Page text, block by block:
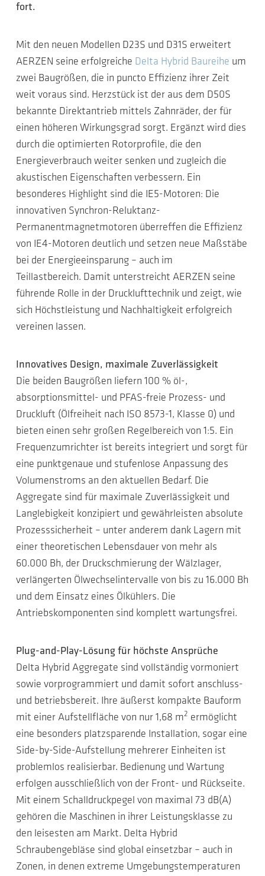
fort.
Mit den neuen Modellen D23S und D31S erweitert
AERZEN seine erfolgreiche Delta Hybrid Baureihe um
zwei Baugrößen, die in puncto Effizienz ihrer Zeit
weit voraus sind. Herzstück ist der aus dem D50S
bekannte Direktantrieb mittels Zahnräder, der für
einen höheren Wirkungsgrad sorgt. Ergänzt wird dies
durch die optimierten Rotorprofile, die den
Energieverbrauch weiter senken und zugleich die
akustischen Eigenschaften verbessern. Ein
besonderes Highlight sind die IE5-Motoren: Die
innovativen Synchron-Reluktanz-
Permanentmagnetmotoren überreffen die Effizienz
von IE4-Motoren deutlich und setzen neue Maßstäbe
bei der Energieeinsparung – auch im
Teillastbereich. Damit unterstreicht AERZEN seine
führende Rolle in der Drucklufttechnik und zeigt, wie
sich Höchstleistung und Nachhaltigkeit erfolgreich
vereinen lassen.
Innovatives Design, maximale Zuverlässigkeit
Die beiden Baugrößen liefern 100 % öl-,
absorptionsmittel- und PFAS-freie Prozess- und
Druckluft (Ölfreiheit nach ISO 8573-1, Klasse 0) und
bieten einen sehr großen Regelbereich von 1:5. Ein
Frequenzumrichter ist bereits integriert und sorgt für
eine punktgenaue und stufenlose Anpassung des
Volumenstroms an den aktuellen Bedarf. Die
Aggregate sind für maximale Zuverlässigkeit und
Langlebigkeit konzipiert und gewährleisten absolute
Prozesssicherheit – unter anderem dank Lagern mit
einer theoretischen Lebensdauer von mehr als
60.000 Bh, der Druckschmierung der Wälzlager,
verlängerten Ölwechselintervalle von bis zu 16.000 Bh
und dem Einsatz eines Ölkühlers. Die
Antriebskomponenten sind komplett wartungsfrei.
Plug-and-Play-Lösung für höchste Ansprüche
Delta Hybrid Aggregate sind vollständig vormoniert
sowie vorprogrammiert und damit sofort anschluss-
und betriebsbereit. Ihre äußerst kompakte Bauform
mit einer Aufstellfläche von nur 1,68 m2 ermöglicht
eine besonders platzsparende Installation, sogar eine
Side-by-Side-Aufstellung mehrerer Einheiten ist
problemlos realisierbar. Bedienung und Wartung
erfolgen ausschließlich von der Front- und Rückseite.
Mit einem Schalldruckpegel von maximal 73 dB(A)
gehören die Maschinen in ihrer Leistungsklasse zu
den leisesten am Markt. Delta Hybrid
Schraubengebläse sind global einsetzbar – auch in
Zonen, in denen extreme Umgebungstemperaturen